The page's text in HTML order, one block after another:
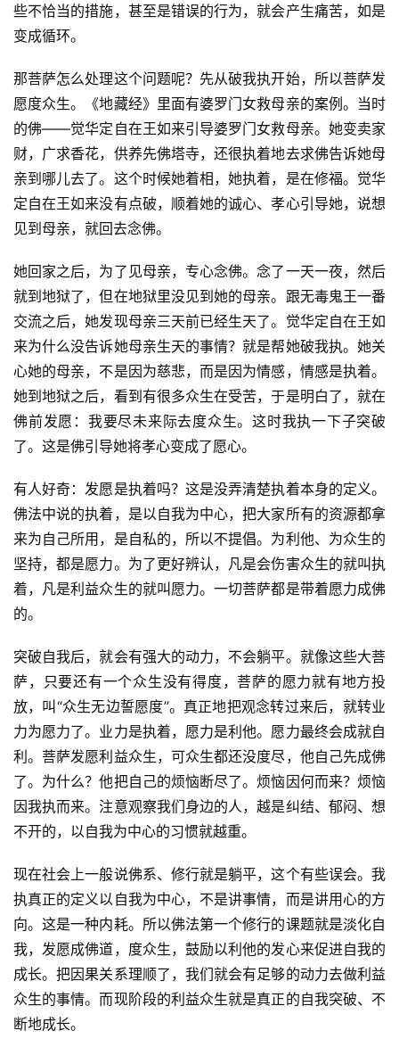
资
讯
八
点
僧
音
高
僧
访
谈
心
乐
菩
提
专
题
公
益
慈
善
些不恰当的措施，甚至是错误的行为，就会产生痛苦，如是
变成循环。
那菩萨怎么处理这个问题呢？先从破我执开始，所以菩萨发
愿度众生。《地藏经》里面有婆罗门女救母亲的案例。当时
的佛——觉华定自在王如来引导婆罗门女救母亲。她变卖家
财，广求香花，供养先佛塔寺，还很执着地去求佛告诉她母
亲到哪儿去了。这个时候她着相，她执着，是在修福。觉华
定自在王如来没有点破，顺着她的诚心、孝心引导她，说想
见到母亲，就回去念佛。
她回家之后，为了见母亲，专心念佛。念了一天一夜，然后
就到地狱了，但在地狱里没见到她的母亲。跟无毒鬼王一番
交流之后，她发现母亲三天前已经生天了。觉华定自在王如
来为什么没告诉她母亲生天的事情？就是帮她破我执。她关
心她的母亲，不是因为慈悲，而是因为情感，情感是执着。
她到地狱之后，看到有很多众生在受苦，于是明白了，就在
佛前发愿：我要尽未来际去度众生。这时我执一下子突破
了。这是佛引导她将孝心变成了愿心。
有人好奇：发愿是执着吗？这是没弄清楚执着本身的定义。
佛法中说的执着，是以自我为中心，把大家所有的资源都拿
来为自己所用，是自私的，所以不提倡。为利他、为众生的
坚持，都是愿力。为了更好辨认，凡是会伤害众生的就叫执
着，凡是利益众生的就叫愿力。一切菩萨都是带着愿力成佛
的。
突破自我后，就会有强大的动力，不会躺平。就像这些大菩
萨，只要还有一个众生没有得度，菩萨的愿力就有地方投
放，叫“众生无边誓愿度”。真正地把观念转过来后，就转业
力为愿力了。业力是执着，愿力是利他。愿力最终会成就自
利。菩萨发愿利益众生，可众生都还没度尽，他自己先成佛
了。为什么？他把自己的烦恼断尽了。烦恼因何而来？烦恼
因我执而来。注意观察我们身边的人，越是纠结、郁闷、想
不开的，以自我为中心的习惯就越重。
现在社会上一般说佛系、修行就是躺平，这个有些误会。我
执真正的定义以自我为中心，不是讲事情，而是讲用心的方
向。这是一种内耗。所以佛法第一个修行的课题就是淡化自
我，发愿成佛道，度众生，鼓励以利他的发心来促进自我的
成长。把因果关系理顺了，我们就会有足够的动力去做利益
众生的事情。而现阶段的利益众生就是真正的自我突破、不
断地成长。